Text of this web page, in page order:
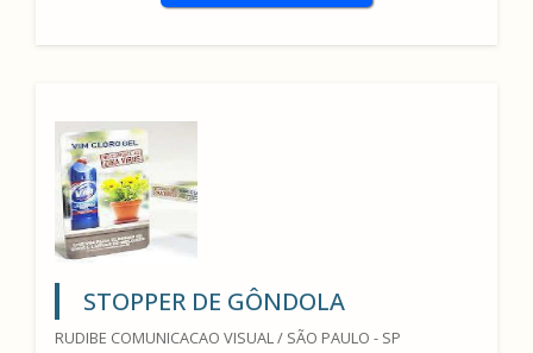
STOPPER DE GÔNDOLA
RUDIBE COMUNICACAO VISUAL / SÃO PAULO - SP